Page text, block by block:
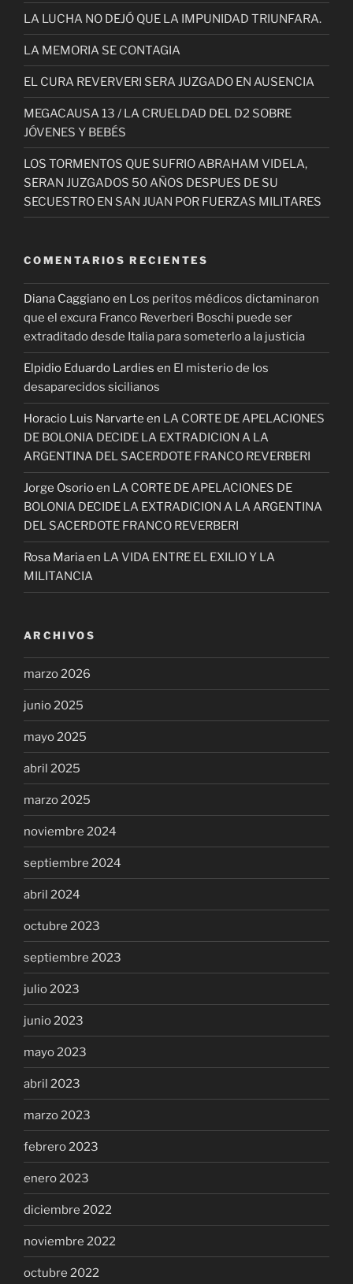
LA LUCHA NO DEJÓ QUE LA IMPUNIDAD TRIUNFARA.
LA MEMORIA SE CONTAGIA
EL CURA REVERVERI SERA JUZGADO EN AUSENCIA
MEGACAUSA 13 / LA CRUELDAD DEL D2 SOBRE
JÓVENES Y BEBÉS
LOS TORMENTOS QUE SUFRIO ABRAHAM VIDELA,
SERAN JUZGADOS 50 AÑOS DESPUES DE SU
SECUESTRO EN SAN JUAN POR FUERZAS MILITARES
COMENTARIOS RECIENTES
Diana Caggianoen Los peritos médicos dictaminaron
que el excura Franco Reverberi Boschi puede ser
extraditado desde Italia para someterlo a la justicia
Elpidio Eduardo Lardies en El misterio de los
desaparecidos sicilianos
Horacio Luis Narvarte en LA CORTE DE APELACIONES
DE BOLONIA DECIDE LA EXTRADICION A LA
ARGENTINA DEL SACERDOTE FRANCO REVERBERI
Jorge Osorioen LA CORTE DE APELACIONES DE
BOLONIA DECIDE LA EXTRADICION A LA ARGENTINA
DEL SACERDOTE FRANCO REVERBERI
Rosa Mariaen LA VIDA ENTRE EL EXILIO Y LA
MILITANCIA
ARCHIVOS
marzo 2026
junio 2025
mayo 2025
abril 2025
marzo 2025
noviembre 2024
septiembre 2024
abril 2024
octubre 2023
septiembre 2023
julio 2023
junio 2023
mayo 2023
abril 2023
marzo 2023
febrero 2023
enero 2023
diciembre 2022
noviembre 2022
octubre 2022